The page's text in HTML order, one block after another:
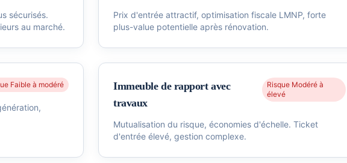
sécurisés.
au marché.
Prix d'entrée attractif, optimisation fiscale LMNP, forte
plus-value potentielle après rénovation.
Faible à modéré
Immeuble de rapport avec
travaux
Risque Modéré à
élevé
Mutualisation du risque, économies d'échelle. Ticket
d'entrée élevé, gestion complexe.